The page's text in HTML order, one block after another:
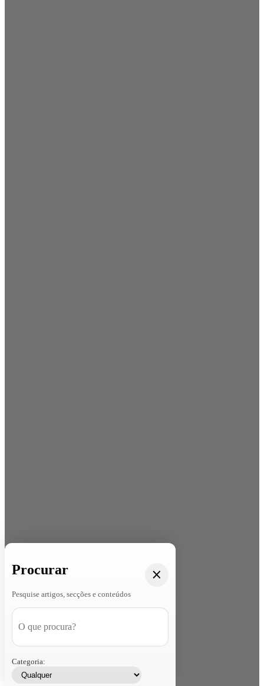
Procurar
Pesquise artigos, secções e conteúdos
Categoria: